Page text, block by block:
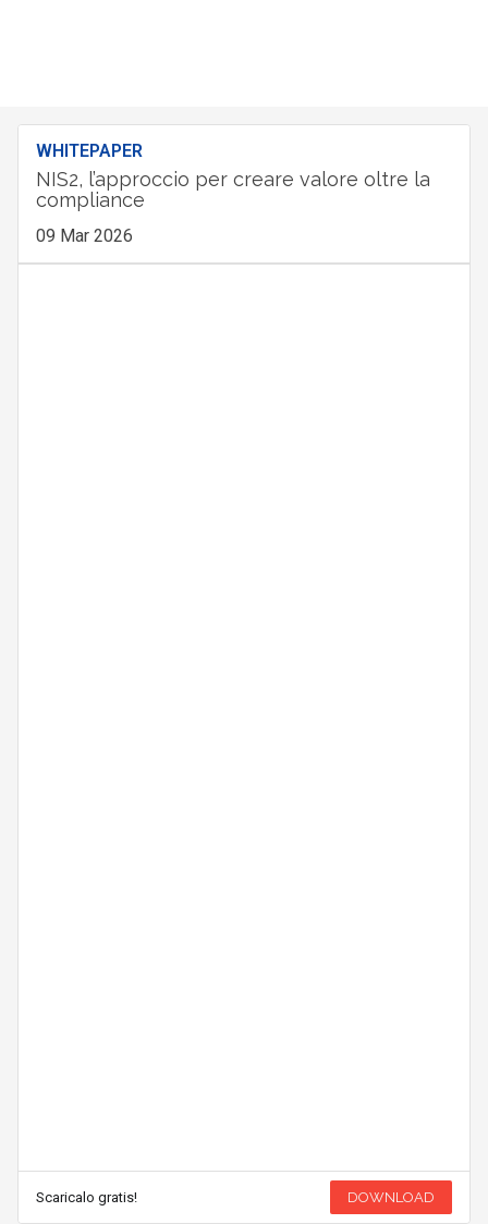
WHITEPAPER
NIS2, l’approccio per creare valore oltre la
compliance
09 Mar 2026
Scaricalo gratis! DOWNLOAD